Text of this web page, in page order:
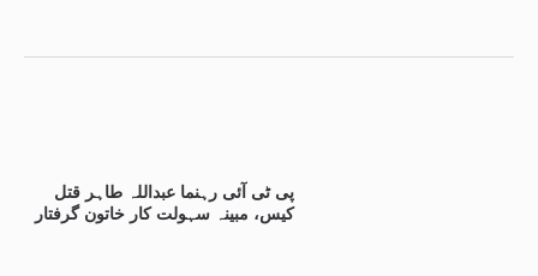
پی ٹی آئی رہنما عبداللہ طاہر قتل
کیس، مبینہ سہولت کار خاتون گرفتار